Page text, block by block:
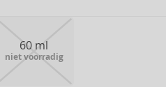
60 ml
niet voorradig